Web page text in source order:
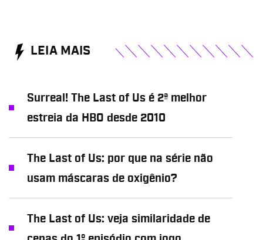
LEIA MAIS
Surreal! The Last of Us é 2ª melhor
estreia da HBO desde 2010
The Last of Us: por que na série não
usam máscaras de oxigênio?
The Last of Us: veja similaridade de